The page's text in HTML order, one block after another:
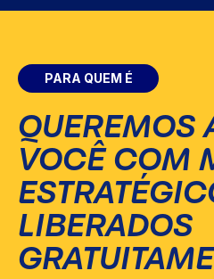
PARA QUEM É
QUEREMOS
VOCÊ COM
LIBERADOS